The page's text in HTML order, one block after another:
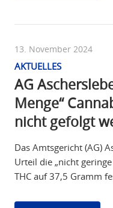
13. November 2024
AKTUELLES
AG
Menge“
nicht gefolgt
Das Amtsgericht (AG)
Urteil die „nicht
THC auf 37,5 Gramm